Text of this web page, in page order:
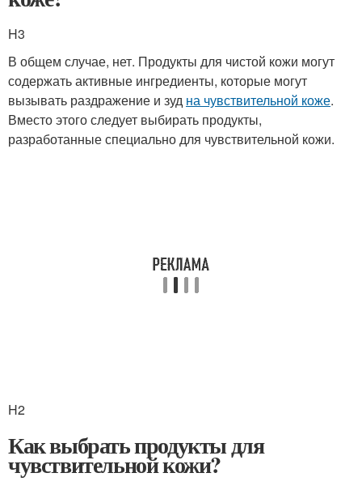
H3
В общем случае, нет. Продукты для чистой кожи могут
содержать активные ингредиенты, которые могут
вызывать раздражение и зуд на чувствительной коже.
Вместо этого следует выбирать продукты,
разработанные специально для чувствительной кожи.
H2
Как выбрать продукты для
чувствительной кожи?